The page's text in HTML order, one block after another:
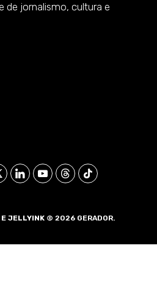
de jornalismo, cultura e
JELLYINK © 2026 GERADOR.